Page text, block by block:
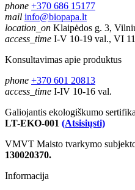
phone +370 686 15177
mail info@biopapa.lt
location_on Klaipėdos g. 3,
access_time I-V 10-19 val., VI
Konsultavimas apie produktus
phone +370 601 20813
access_time I-IV 10-16 val.
Galiojantis ekologiškumo
LT-EKO-001 (Atsisiųsti)
VMVT Maisto tvarkymo
130020370.
Informacija